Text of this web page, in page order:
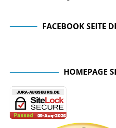
FACEBOOK SEITE
HOMEPAGE